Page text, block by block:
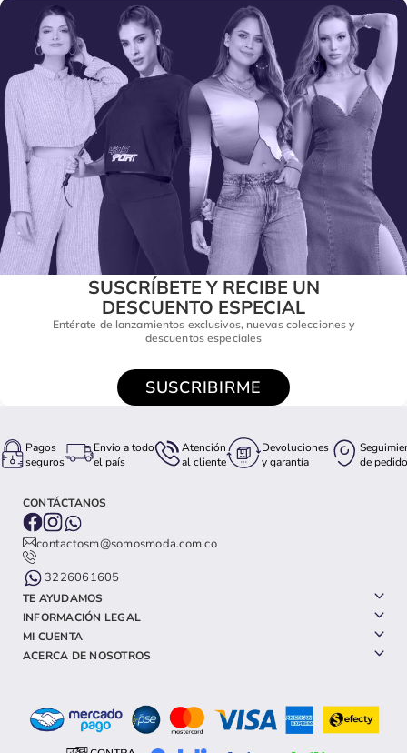
SUSCRÍBETE Y RECIBE UN
DESCUENTO ESPECIAL
Entérate de lanzamientos exclusivos, nuevas colecciones y
descuentos especiales
SUSCRIBIRME
Pagos
seguros
Envio a todo
el país
Atención
al cliente
Devoluciones
y garantía
de pedido
CONTÁCTANOS
contactosm@somosmoda.com.co
3226061605
TE AYUDAMOS
INFORMACIÓN LEGAL
MI CUENTA
ACERCA DE NOSOTROS